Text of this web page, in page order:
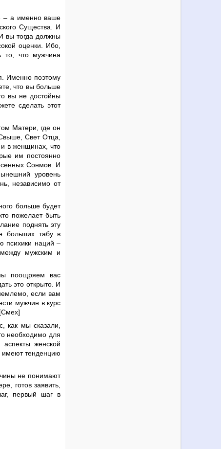
– а именно ваше
Существа. И
вы тогда должны
оценки. Ибо,
то, что мужчина
Именно поэтому
что вы больше
вы не достойны
сделать этот
Матери, где он
Свет Отца,
в женщинах, что
им постоянно
Сонмов. И
уровень
независимо от
больше будет
пожелает быть
поднять эту
больших табу в
психики наций –
мужским и
поощряем вас
это открыто. И
если вам
мужчин в курс
как мы сказали,
необходимо для
женской
имеют тенденцию
не понимают
готов заявить,
первый шаг в